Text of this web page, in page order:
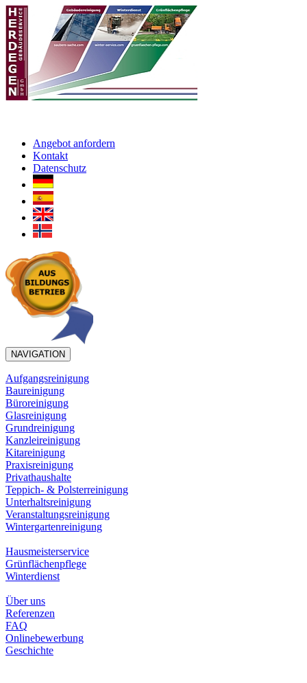
Angebot anfordern
Kontakt
Datenschutz
NAVIGATION
Aufgangsreinigung
Baureinigung
Büroreinigung
Glasreinigung
Grundreinigung
Kanzleireinigung
Kitareinigung
Praxisreinigung
Privathaushalte
Teppich- & Polsterreinigung
Unterhaltsreinigung
Veranstaltungsreinigung
Wintergartenreinigung
Hausmeisterservice
Grünflächenpflege
Winterdienst
Über uns
Referenzen
FAQ
Onlinebewerbung
Geschichte